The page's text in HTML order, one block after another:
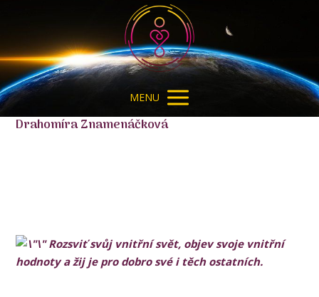
MENU
Drahomíra Znamenáčková
Rozsviť svůj vnitřní svět, objev svoje vnitřní
hodnoty a žij jepro dobro své i těch ostatních.